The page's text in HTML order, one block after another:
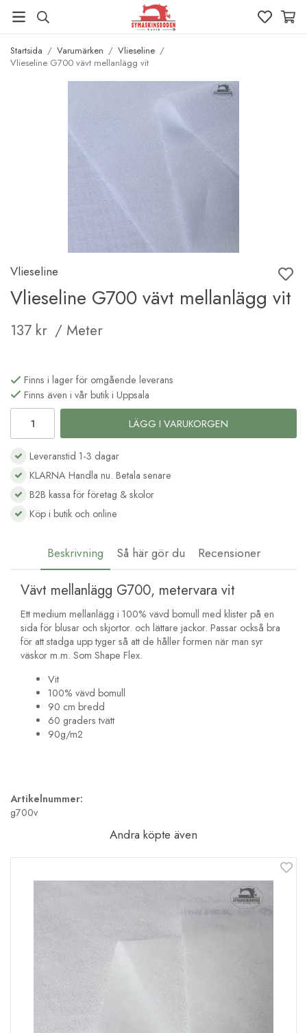
Startsida / Varumärken / Vlieseline /
Vlieseline G700 vävt mellanlägg vit
Vlieseline
Vlieseline G700 vävt mellanlägg vit
137 kr / Meter
Finns i lager för omgående leverans
Finns även i vår butik i Uppsala
LÄGG I VARUKORGEN
Leveranstid 1-3 dagar
KLARNA Handla nu. Betala senare
B2B kassa för företag & skolor
Köp i butik och online
Beskrivning Så här gör du Recensioner
Vävt mellanlägg G700, metervara vit
Ett medium mellanlägg i 100% vävd bomull med klister på en
sida för blusar och skjortor. och lättare jackor. Passar också bra
för att stadga upp tyger så att de håller formen när man syr
väskor m.m. Som Shape Flex.
Vit
100% vävd bomull
90 cm bredd
60 graders tvätt
90g/m2
Artikelnummer:
g700v
Andra köpte även